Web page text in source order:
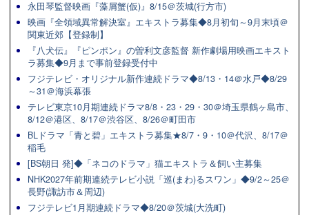
永田琴監督映画『藻屑蟹(仮)』8/15＠茨城(行方市)
映画『全領域異常解決室』エキストラ募集◆8月初旬～9月末頃＠
関東近郊【登録制】
『八犬伝』『ピンポン』の曽利文彦監督 新作劇場用映画エキスト
ラ募集◆9月まで事前登録受付中
フジテレビ・オリジナル新作連続ドラマ◆8/13・14＠水戸◆8/29
～31＠海浜幕張
テレビ東京10月期連続ドラマ8/8・23・29・30＠埼玉県鶴ヶ島市、
8/12＠港区、8/17＠渋谷区、8/26＠町田市
BLドラマ「青と碧」エキストラ募集★8/7・9・10＠代沢、8/17＠
稲毛
[BS朝日 発]◆「ネコのドラマ」猫エキストラ＆飼い主募集
NHK2027年前期連続テレビ小説「巡(まわ)るスワン」◆9/2～25＠
長野(諏訪市＆周辺)
フジテレビ1月期連続ドラマ◆8/20＠茨城(大洗町)